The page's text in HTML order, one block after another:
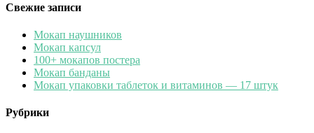
Свежие записи
Мокап наушников
Мокап капсул
100+ мокапов постера
Мокап банданы
Мокап упаковки таблеток и витаминов — 17 штук
Рубрики